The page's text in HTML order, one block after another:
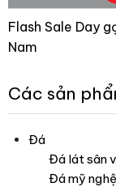
Flash Sale Day
Nam
Các sản
Đá
Đá lát sân
Đá mỹ nghệ